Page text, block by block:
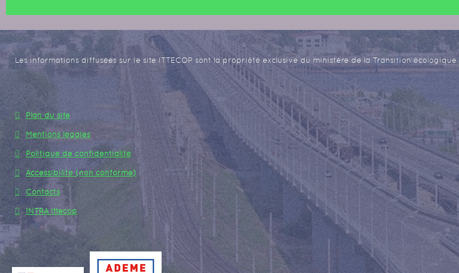
Les informations diffusées sur le site ITTECOP sont la propriété exclusive du ministère de la Transition écologique.
Plan du site
Mentions légales
Politique de confidentialité
Accessibilité (non conforme)
Contacts
INTRA Ittecop